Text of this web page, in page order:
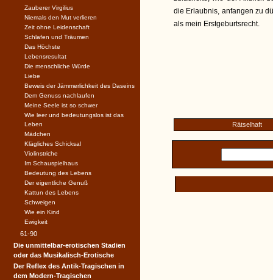
die Erlaubnis, anfangen zu
als mein Erstgeburtsrecht.
Rätselhaft
Zauberer Virgilius
Niemals den Mut verlieren
Zeit ohne Leidenschaft
Schlafen und Träumen
Das Höchste
Lebensresultat
Die menschliche Würde
Liebe
Beweis der Jämmerlichkeit des Daseins
Dem Genuss nachlaufen
Meine Seele ist so schwer
Wie leer und bedeutungslos ist das
Leben
Mädchen
Klägliches Schicksal
Violinstriche
Im Schauspielhaus
Bedeutung des Lebens
Der eigentliche Genuß
Kattun des Lebens
Schweigen
Wie ein Kind
Ewigkeit
61-90
Die unmittelbar-erotischen Stadien
oder das Musikalisch-Erotische
Der Reflex des Antik-Tragischen in
dem Modern-Tragischen